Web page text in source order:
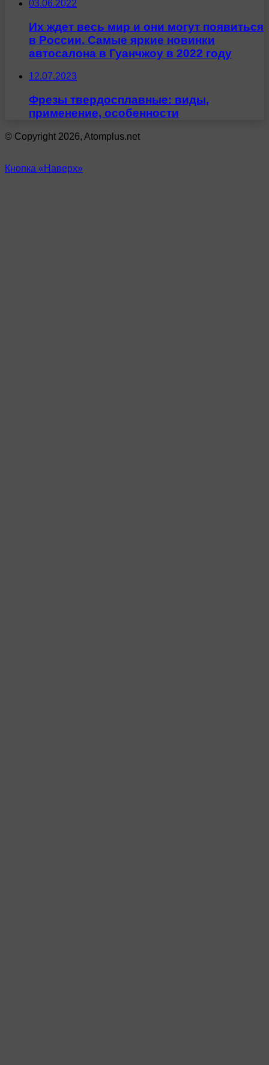
03.06.2022
Их ждет весь мир и они могут появиться
в России. Самые яркие новинки
автосалона в Гуанчжоу в 2022 году
12.07.2023
Фрезы твердосплавные: виды,
применение, особенности
© Copyright 2026, Atomplus.net
Кнопка «Наверх»